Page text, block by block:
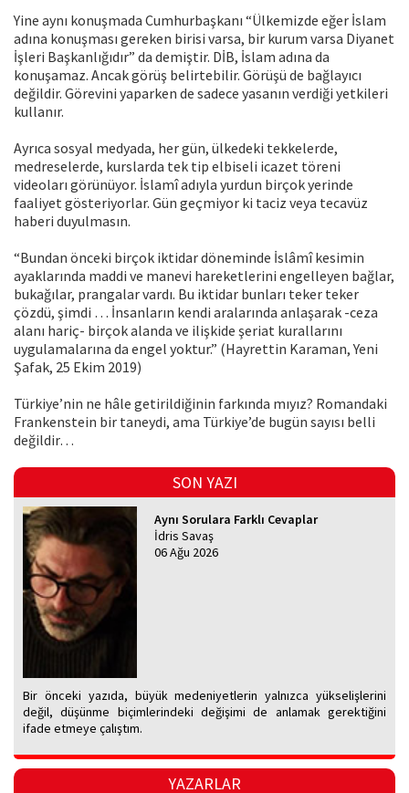
Yine aynı konuşmada Cumhurbaşkanı “Ülkemizde eğer İslam
adına konuşması gereken birisi varsa, bir kurum varsa Diyanet
İşleri Başkanlığıdır” da demiştir. DİB, İslam adına da
konuşamaz. Ancak görüş belirtebilir. Görüşü de bağlayıcı
değildir. Görevini yaparken de sadece yasanın verdiği yetkileri
kullanır.
Ayrıca sosyal medyada, her gün, ülkedeki tekkelerde,
medreselerde, kurslarda tek tip elbiseli icazet töreni
videoları görünüyor. İslamî adıyla yurdun birçok yerinde
faaliyet gösteriyorlar. Gün geçmiyor ki taciz veya tecavüz
haberi duyulmasın.
“Bundan önceki birçok iktidar döneminde İslâmî kesimin
ayaklarında maddi ve manevi hareketlerini engelleyen bağlar,
bukağılar, prangalar vardı. Bu iktidar bunları teker teker
çözdü, şimdi … İnsanların kendi aralarında anlaşarak -ceza
alanı hariç- birçok alanda ve ilişkide şeriat kurallarını
uygulamalarına da engel yoktur.” (Hayrettin Karaman, Yeni
Şafak, 25 Ekim 2019)
Türkiye’nin ne hâle getirildiğinin farkında mıyız? Romandaki
Frankenstein bir taneydi, ama Türkiye’de bugün sayısı belli
değildir…
SON YAZI
Aynı Sorulara Farklı Cevaplar
İdris Savaş
06 Ağu 2026
Bir önceki yazıda, büyük medeniyetlerin yalnızca yükselişlerini
değil, düşünme biçimlerindeki değişimi de anlamak gerektiğini
ifade etmeye çalıştım.
YAZARLAR